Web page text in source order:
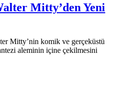
Mitty’den Yeni
Mitty’nin komik ve gerçeküstü
aleminin içine çekilmesini